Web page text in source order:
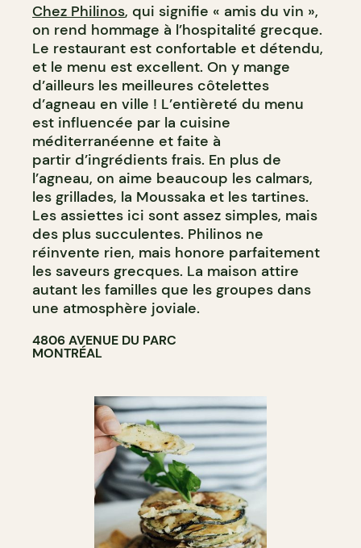
Chez Philinos, qui signifie « amis du vin »,
on rend hommage à l’hospitalité grecque.
Le restaurant est confortable et détendu,
et le menu est excellent. On y mange
d’ailleurs les meilleures côtelettes
d’agneau en ville ! L’entièreté du menu
est influencée par la cuisine
méditerranéenne et faite à
partir d’ingrédients frais. En plus de
l’agneau, on aime beaucoup les calmars,
les grillades, la Moussaka et les tartines.
Les assiettes ici sont assez simples, mais
des plus succulentes. Philinos ne
réinvente rien, mais honore parfaitement
les saveurs grecques. La maison attire
autant les familles que les groupes dans
une atmosphère joviale.
4806 AVENUE DU PARC
MONTRÉAL